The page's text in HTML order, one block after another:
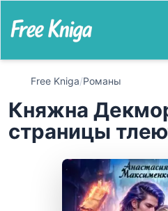
Free Kniga/Романы
Княжна
страницы